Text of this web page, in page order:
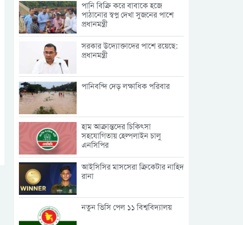
পানি বিক্রি করে বাবাকে হজে
পাঠানোর স্বপ্ন দেখা সুজনের পাশে
প্রধানমন্ত্রী
সরকার উদ্যোক্তাদের পাশে রয়েছে:
প্রধানমন্ত্রী
পানিবন্দি দেড় লক্ষাধিক পরিবার
হাম আক্রান্তদের চিকিৎসা
সহযোগিতায় হেল্পলাইন চালু
এনসিপির
আইসিসির মাসসেরা ক্রিকেটার নাহিদ
রানা
নতুন ভিসি পেল ১১ বিশ্ববিদ্যালয়